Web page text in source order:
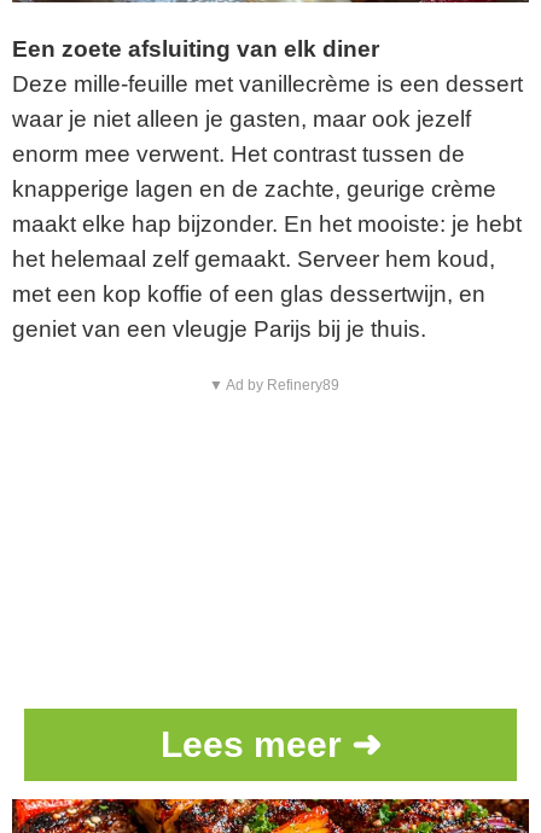
Een zoete afsluiting van elk diner
Deze mille-feuille met vanillecrème is een dessert
waar je niet alleen je gasten, maar ook jezelf
enorm mee verwent. Het contrast tussen de
knapperige lagen en de zachte, geurige crème
maakt elke hap bijzonder. En het mooiste: je hebt
het helemaal zelf gemaakt. Serveer hem koud,
met een kop koffie of een glas dessertwijn, en
geniet van een vleugje Parijs bij je thuis.
▼ Ad by Refinery89
Lees meer ➜